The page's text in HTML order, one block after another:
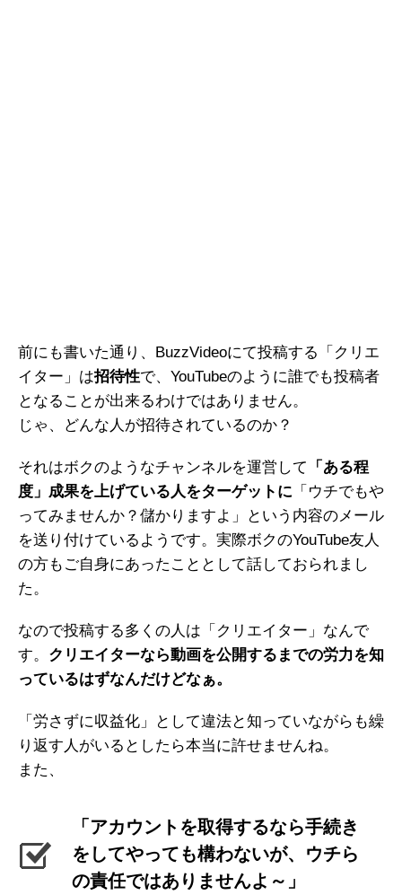
前にも書いた通り、BuzzVideoにて投稿する「クリエ
イター」は招待性で、YouTubeのように誰でも投稿者
となることが出来るわけではありません。
じゃ、どんな人が招待されているのか？
それはボクのようなチャンネルを運営して
「ある程
度」成果を上げている人をターゲットに 「ウチでもや
ってみませんか？儲かりますよ」という内容のメール
を送り付けているようです。実際ボクのYouTube友人
の方もご自身にあったこととして話しておられまし
た。
なので投稿する多くの人は「クリエイター」なんで
す。 クリエイターなら動画を公開するまでの労力を知
っているはずなんだけどなぁ。
「労さずに収益化」として違法と知っていながらも繰
り返す人がいるとしたら本当に許せませんね。
また、
「アカウントを取得するなら手続き
をしてやっても構わないが、ウチら
の責任ではありませんよ～」